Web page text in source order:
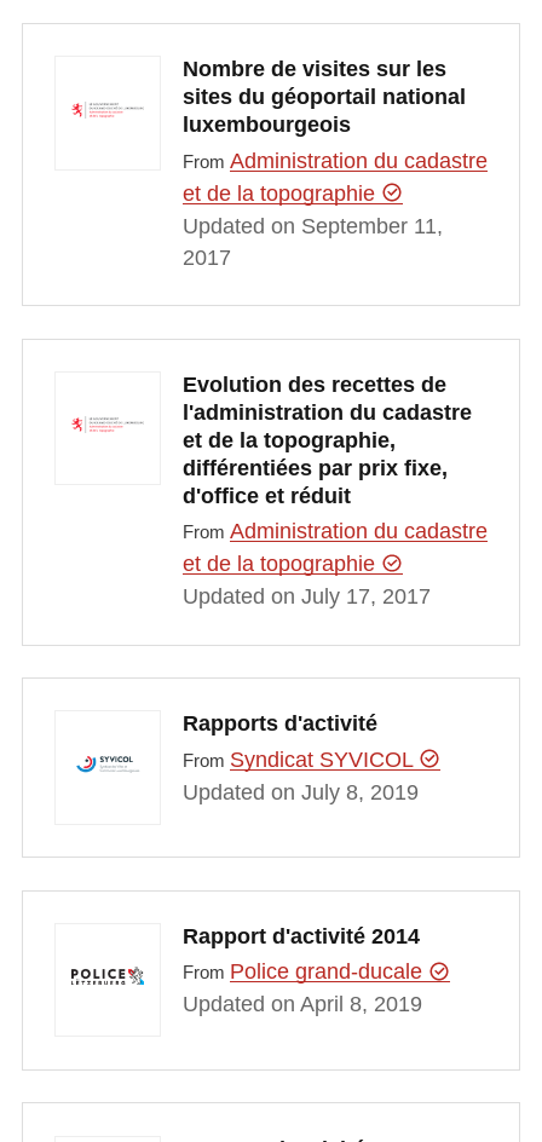
Nombre de visites sur les
sites du géoportail national
luxembourgeois
From Administration du cadastre
et de la topographie
Updated on September 11,
2017
Evolution des recettes de
l'administration du cadastre
et de la topographie,
différentiées par prix fixe,
d'office et réduit
From Administration du cadastre
et de la topographie
Updated on July 17, 2017
Rapports d'activité
From Syndicat SYVICOL
Updated on July 8, 2019
Rapport d'activité 2014
From Police grand-ducale
Updated on April 8, 2019